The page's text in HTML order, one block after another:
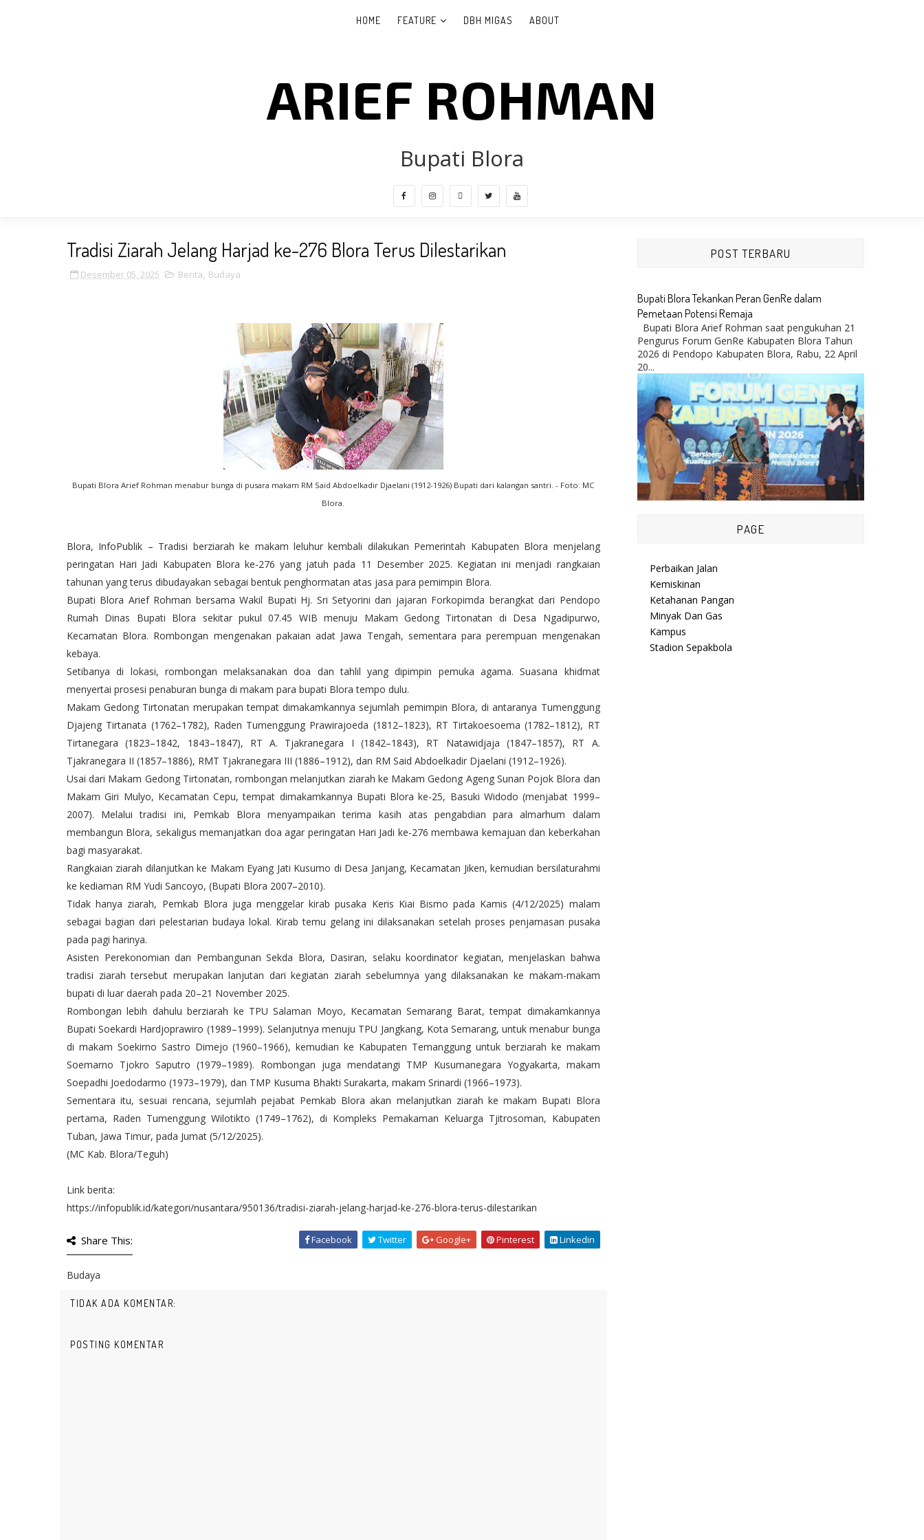
HOME FEATURE DBH MIGAS ABOUT
ARIEF ROHMAN
Bupati Blora
Tradisi Ziarah Jelang Harjad ke-276 Blora Terus Dilestarikan
Desember 05, 2025 Berita, Budaya
Bupati Blora Arief Rohman menabur bunga di pusara makam RM Said Abdoelkadir Djaelani (1912-1926) Bupati dari kalangan santri. - Foto: MC
Blora.
Blora, InfoPublik – Tradisi berziarah ke makam leluhur kembali dilakukan Pemerintah Kabupaten Blora menjelang
peringatan Hari Jadi Kabupaten Blora ke-276 yang jatuh pada 11 Desember 2025. Kegiatan ini menjadi rangkaian
tahunan yang terus dibudayakan sebagai bentuk penghormatan atas jasa para pemimpin Blora.
Bupati Blora Arief Rohman bersama Wakil Bupati Hj. Sri Setyorini dan jajaran Forkopimda berangkat dari Pendopo
Rumah Dinas Bupati Blora sekitar pukul 07.45 WIB menuju Makam Gedong Tirtonatan di Desa Ngadipurwo,
Kecamatan Blora. Rombongan mengenakan pakaian adat Jawa Tengah, sementara para perempuan mengenakan
kebaya.
Setibanya di lokasi, rombongan melaksanakan doa dan tahlil yang dipimpin pemuka agama. Suasana khidmat
menyertai prosesi penaburan bunga di makam para bupati Blora tempo dulu.
Makam Gedong Tirtonatan merupakan tempat dimakamkannya sejumlah pemimpin Blora, di antaranya Tumenggung
Djajeng Tirtanata (1762–1782), Raden Tumenggung Prawirajoeda (1812–1823), RT Tirtakoesoema (1782–1812), RT
Tirtanegara (1823–1842, 1843–1847), RT A. Tjakranegara I (1842–1843), RT Natawidjaja (1847–1857), RT A.
Tjakranegara II (1857–1886), RMT Tjakranegara III (1886–1912), dan RM Said Abdoelkadir Djaelani (1912–1926).
Usai dari Makam Gedong Tirtonatan, rombongan melanjutkan ziarah ke Makam Gedong Ageng Sunan Pojok Blora dan
Makam Giri Mulyo, Kecamatan Cepu, tempat dimakamkannya Bupati Blora ke-25, Basuki Widodo (menjabat 1999–
2007). Melalui tradisi ini, Pemkab Blora menyampaikan terima kasih atas pengabdian para almarhum dalam
membangun Blora, sekaligus memanjatkan doa agar peringatan Hari Jadi ke-276 membawa kemajuan dan keberkahan
bagi masyarakat.
Rangkaian ziarah dilanjutkan ke Makam Eyang Jati Kusumo di Desa Janjang, Kecamatan Jiken, kemudian bersilaturahmi
ke kediaman RM Yudi Sancoyo, (Bupati Blora 2007–2010).
Tidak hanya ziarah, Pemkab Blora juga menggelar kirab pusaka Keris Kiai Bismo pada Kamis (4/12/2025) malam
sebagai bagian dari pelestarian budaya lokal. Kirab temu gelang ini dilaksanakan setelah proses penjamasan pusaka
pada pagi harinya.
Asisten Perekonomian dan Pembangunan Sekda Blora, Dasiran, selaku koordinator kegiatan, menjelaskan bahwa
tradisi ziarah tersebut merupakan lanjutan dari kegiatan ziarah sebelumnya yang dilaksanakan ke makam-makam
bupati di luar daerah pada 20–21 November 2025.
Rombongan lebih dahulu berziarah ke TPU Salaman Moyo, Kecamatan Semarang Barat, tempat dimakamkannya
Bupati Soekardi Hardjoprawiro (1989–1999). Selanjutnya menuju TPU Jangkang, Kota Semarang, untuk menabur bunga
di makam Soekirno Sastro Dimejo (1960–1966), kemudian ke Kabupaten Temanggung untuk berziarah ke makam
Soemarno Tjokro Saputro (1979–1989). Rombongan juga mendatangi TMP Kusumanegara Yogyakarta, makam
Soepadhi Joedodarmo (1973–1979), dan TMP Kusuma Bhakti Surakarta, makam Srinardi (1966–1973).
Sementara itu, sesuai rencana, sejumlah pejabat Pemkab Blora akan melanjutkan ziarah ke makam Bupati Blora
pertama, Raden Tumenggung Wilotikto (1749–1762), di Kompleks Pemakaman Keluarga Tjitrosoman, Kabupaten
Tuban, Jawa Timur, pada Jumat (5/12/2025).
(MC Kab. Blora/Teguh)
Link berita:
https://infopublik.id/kategori/nusantara/950136/tradisi-ziarah-jelang-harjad-ke-276-blora-terus-dilestarikan
Share This: Facebook Twitter Google+ Pinterest Linkedin
Budaya
TIDAK ADA KOMENTAR:
POSTING KOMENTAR
POST TERBARU
Bupati Blora Tekankan Peran GenRe dalam
Pemetaan Potensi Remaja
Bupati Blora Arief Rohman saat pengukuhan 21
Pengurus Forum GenRe Kabupaten Blora Tahun
2026 di Pendopo Kabupaten Blora, Rabu, 22 April
20...
PAGE
Perbaikan Jalan
Kemiskinan
Ketahanan Pangan
Minyak Dan Gas
Kampus
Stadion Sepakbola